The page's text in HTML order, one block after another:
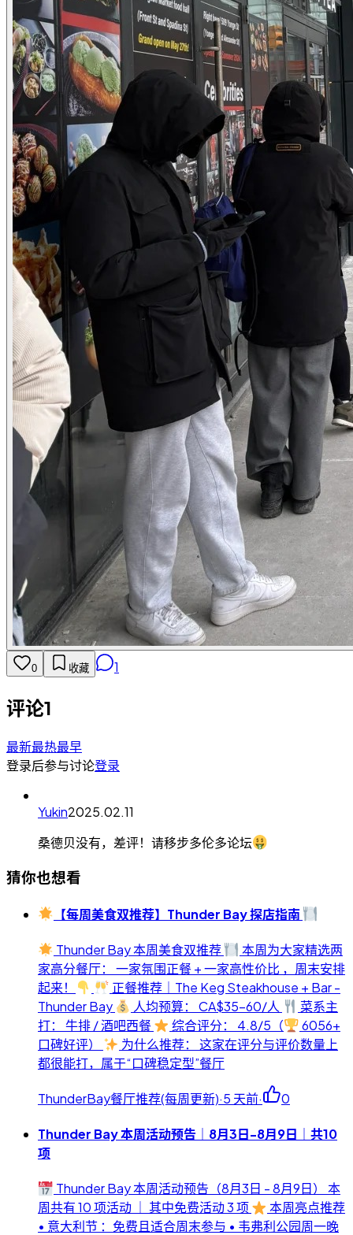
0 收藏 1
评论1
最新最热最早
登录后参与讨论登录
Yukin2025.02.11
桑德贝没有，差评！请移步多伦多论坛
猜你也想看
【每周美食双推荐】Thunder Bay 探店指南
Thunder Bay 本周美食双推荐
本周为大家精选两
家高分餐厅： 一家氛围正餐 + 一家高性价比 ，周末安排
起来！
正餐推荐｜The Keg Steakhouse + Bar -
Thunder Bay
人均预算： CA$35-60/人
菜系主
打： 牛排 / 酒吧西餐
综合评分： 4.8/5（
6056+
口碑好评）
为什么推荐： 这家在评分与评价数量上
都很能打，属于“口碑稳定型”餐厅
ThunderBay餐厅推荐(每周更新)·5 天前· 0
Thunder Bay 本周活动预告｜8月3日-8月9日｜共10
项
Thunder Bay 本周活动预告（8月3日 - 8月9日） 本
周共有 10 项活动 ｜ 其中免费活动 3 项
本周亮点推荐
• 意大利节 ：免费且适合周末参与 • 韦弗利公园周一晚